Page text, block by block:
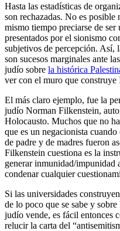
Hasta las estadísticas de
son rechazadas. No es
mismo tiempo preciarse de
presentados por el sionismo
subjetivos de percepción. Así,
son sucesos marginales ante
judío sobre la histórica
ver con el muro que construye
El más claro ejemplo, fue la
judío Norman Filkenstein,
Holocausto. Muchos que no
que es un negacionista
de padre y de madres fueron
Filkenstein cuestiona es la
generar inmunidad/impunidad
condenar cualquier
Si las universidades
de lo poco que se sabe y
judío vende, es fácil entonces
relucir la carta del